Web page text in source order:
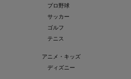
プロ野球
サッカー
ゴルフ
テニス
アニメ・キッズ
ディズニー